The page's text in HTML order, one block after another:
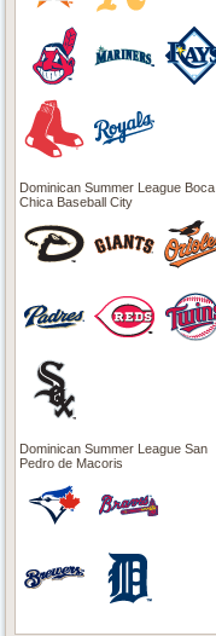
Dominican Summer League Boca
Chica Baseball City
Dominican Summer League San
Pedro de Macoris